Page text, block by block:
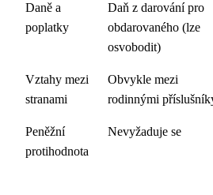
Daně a
poplatky
Daň z darování pro
obdarovaného (lze
osvobodit)
Vztahy mezi
stranami
Obvykle mezi
rodinnými
Peněžní
protihodnota
Nevyžaduje se